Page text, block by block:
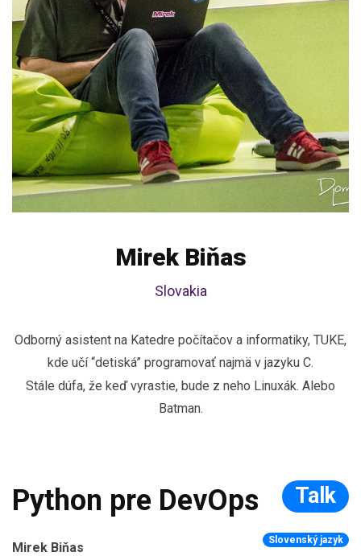
Mirek Biňas
Slovakia
Odborný asistent na Katedre počítačov a informatiky, TUKE,
kde učí “detiská” programovať najmä v jazyku C.
Stále dúfa, že keď vyrastie, bude z neho Linuxák. Alebo
Batman.
Python pre DevOps Talk
Slovenský jazyk
Mirek Biňas